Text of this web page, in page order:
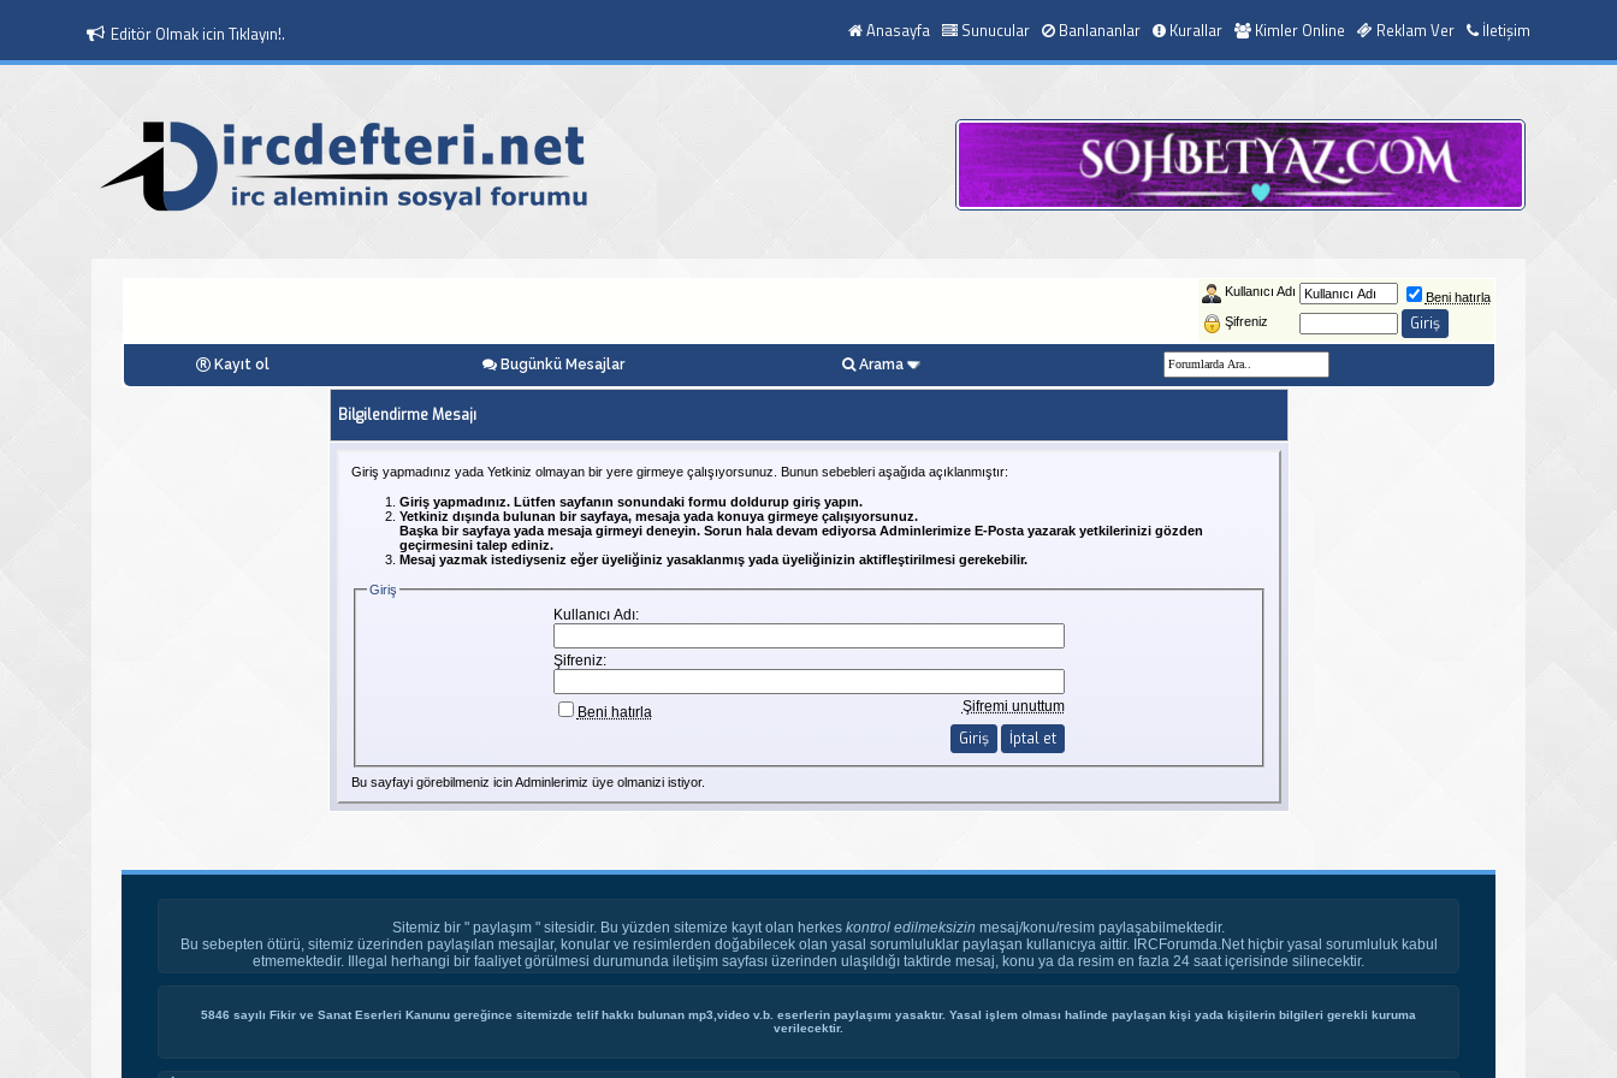
Editör Olmak icin Tıklayın!. Anasayfa Sunucular Banlananlar Kurallar Kimler Online Reklam Ver İletişim
Kullanıcı Adı
Beni hatırla
Şifreniz
Kayıt ol Bugünkü Mesajlar Arama
Bilgilendirme Mesajı
Giriş yapmadınız yada Yetkiniz olmayan bir yere girmeye çalışıyorsunuz. Bunun sebebleri aşağıda açıklanmıştır:
Giriş yapmadınız. Lütfen sayfanın sonundaki formu doldurup giriş yapın.
Yetkiniz dışında bulunan bir sayfaya, mesaja yada konuya girmeye çalışıyorsunuz.
Başka bir sayfaya yada mesaja girmeyi deneyin. Sorun hala devam ediyorsa Adminlerimize E-Posta yazarak yetkilerinizi gözden
geçirmesini talep ediniz.
Mesaj yazmak istediyseniz eğer üyeliğiniz yasaklanmış yada üyeliğinizin aktifleştirilmesi gerekebilir.
Giriş
Kullanıcı Adı:
Şifreniz:
Şifremi unuttum
Beni hatırla
Bu sayfayi görebilmeniz icin Adminlerimiz üyeolmanizi istiyor.
Sitemiz bir " paylaşım " sitesidir. Bu yüzden sitemize kayıt olan herkes kontrol edilmeksizin mesaj/konu/resim paylaşabilmektedir.
Bu sebepten ötürü, sitemiz üzerinden paylaşılan mesajlar, konular ve resimlerden doğabilecek olan yasal sorumluluklar paylaşan kullanıcıya aittir. IRCForumda.Net hiçbir yasal sorumluluk kabul
etmemektedir. Illegal herhangi bir faaliyet görülmesi durumunda iletişim sayfası üzerinden ulaşıldığı taktirde mesaj, konu ya da resim en fazla 24 saat içerisinde silinecektir.
5846 sayılı Fikir ve Sanat Eserleri Kanunu gereğince sitemizde telif hakkı bulunan mp3,video v.b. eserlerin paylaşımı yasaktır. Yasal işlem olması halinde paylaşan kişi yada kişilerin bilgileri gerekli kuruma
verilecektir.